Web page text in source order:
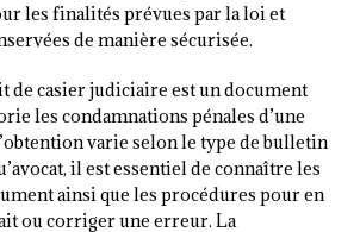
les finalités prévues par la loi et
de manière sécurisée.
de casier judiciaire est un document
les condamnations pénales d’une
varie selon le type de bulletin
il est essentiel de connaître les
ainsi que les procédures pour en
ou corriger une erreur. La